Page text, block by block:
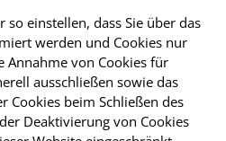
so einstellen, dass Sie über das
werden und Cookies nur
Annahme von Cookies für
ausschließen sowie das
Cookies beim Schließen des
Deaktivierung von Cookies